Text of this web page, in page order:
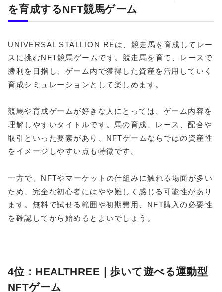
を育成するNFT競馬ゲーム
UNIVERSAL STALLION REは、競走馬を育成してレー
スに挑むNFT競馬ゲームです。競走馬を育て、レースで
勝利を目指し、ゲーム内で獲得した資産を活用していく
育成シミュレーションとして楽しめます。
競馬や育成ゲームが好きな人にとっては、ゲーム内容を
理解しやすいタイトルです。馬の育成、レース、配合や
取引といった要素があり、NFTゲームならではの資産性
をイメージしやすい点も特徴です。
一方で、NFTやマーケットの仕組みに触れる場面が多い
ため、完全な初心者にはやや難しく感じる可能性があり
ます。無料で試せる範囲や初期費用、NFT購入の必要性
を確認してから始めるとよいでしょう。
4位：HEALTHREE｜歩いて遊べる運動型
NFTゲーム